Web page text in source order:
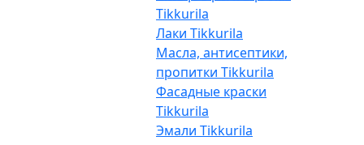
Tikkurila
Лаки Tikkurila
Масла, антисептики,
пропитки Tikkurila
Фасадные краски
Tikkurila
Эмали Tikkurila